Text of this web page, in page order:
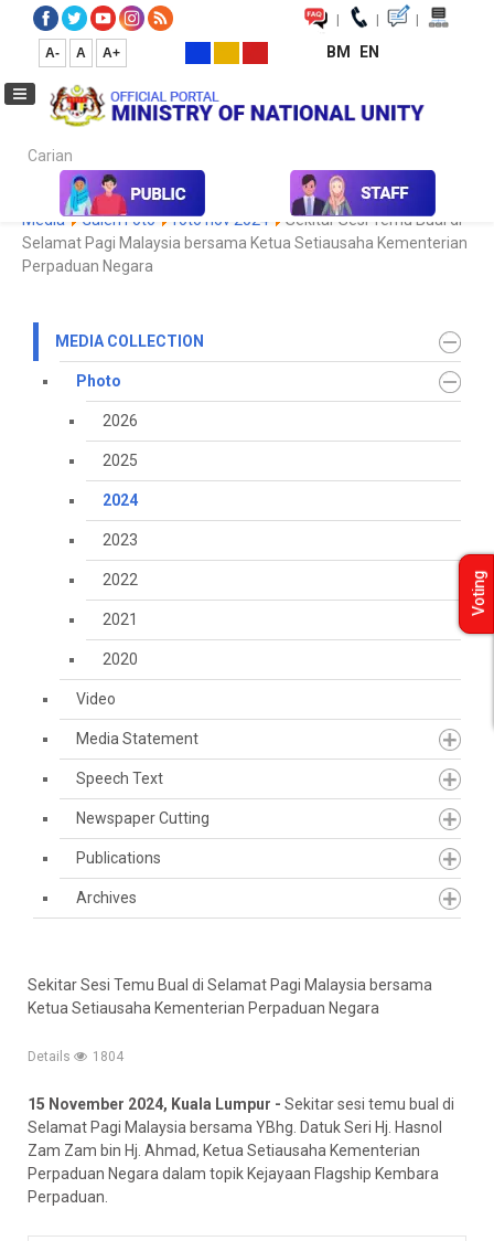
| | |
A- A A+ BM EN
Carian...
Media Media Collection Photo 2024
Koleksi
Media
Galeri Foto foto nov 2024
Sekitar Sesi Temu Bual di
Selamat Pagi Malaysia bersama Ketua Setiausaha Kementerian
Perpaduan Negara
MEDIA COLLECTION
Photo
2026
2025
2024
2023
2022
2021
2020
Video
Media Statement
Speech Text
Newspaper Cutting
Publications
Archives
Sekitar Sesi Temu Bual di Selamat Pagi Malaysia bersama
Ketua Setiausaha Kementerian Perpaduan Negara
Details 1804
15 November 2024, Kuala Lumpur - Sekitar sesi temu bual di
Selamat Pagi Malaysia bersama YBhg. Datuk Seri Hj. Hasnol
Zam Zam bin Hj. Ahmad, Ketua Setiausaha Kementerian
Perpaduan Negara dalam topik Kejayaan Flagship Kembara
Perpaduan.
Voting